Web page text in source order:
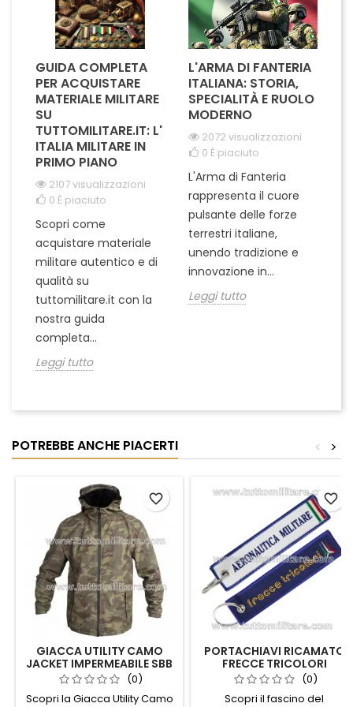
GUIDA COMPLETA
PER ACQUISTARE
MATERIALE MILITARE
SU
TUTTOMILITARE.IT: L'
ITALIA MILITARE IN
PRIMO PIANO
2107 visualizzazioni
0 È piaciuto
Scopri come
acquistare materiale
militare autentico e di
qualità su
tuttomilitare.it con la
nostra guida
completa...
Leggi tutto
L'ARMA DI FANTERIA
ITALIANA: STORIA,
SPECIALITÀ E RUOLO
MODERNO
2072 visualizzazioni
0 È piaciuto
L'Arma di Fanteria
rappresenta il cuore
pulsante delle forze
terrestri italiane,
unendo tradizione e
innovazione in...
Leggi tutto
POTREBBE ANCHE PIACERTI >
<
GIACCA UTILITY CAMO
JACKET IMPERMEABILE SBB
(0)
Scopri la Giacca Utility Camo
favorite_border
PORTACHIAVI RICAMATO
FRECCE TRICOLORI
(0)
Scopri il fascino del
favorite_border